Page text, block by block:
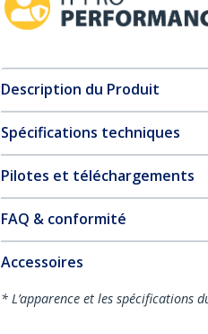
Description du Produit
Spécifications techniques
Pilotes et téléchargements
FAQ & conformité
Accessoires
* L’apparence et les spécifications